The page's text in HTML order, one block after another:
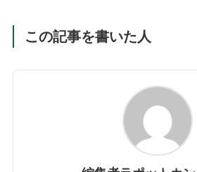
この記事を書いた人